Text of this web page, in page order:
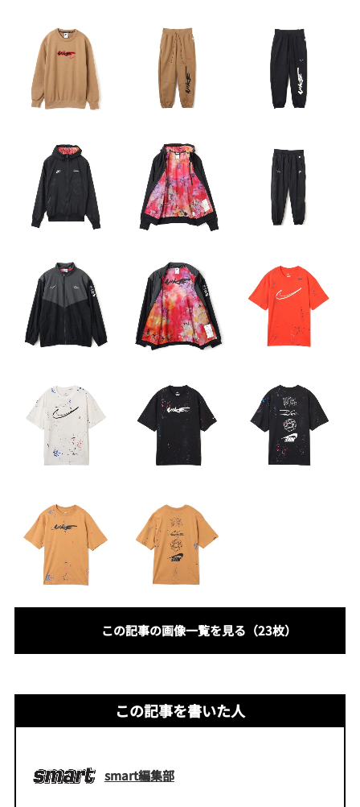
この記事の画像一覧を見る（23枚）
この記事を書いた人
smart編集部